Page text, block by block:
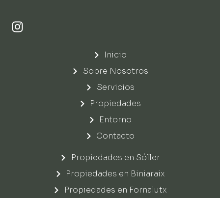
Inicio
Sobre Nosotros
Servicios
Propiedades
Entorno
Contacto
Propiedades en Sóller
Propiedades en Biniaraix
Propiedades en Fornalutx